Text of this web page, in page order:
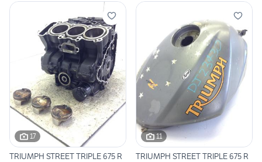
17
TRIUMPH STREET TRIPLE 675 R
11
TRIUMPH STREET TRIPLE 675 R